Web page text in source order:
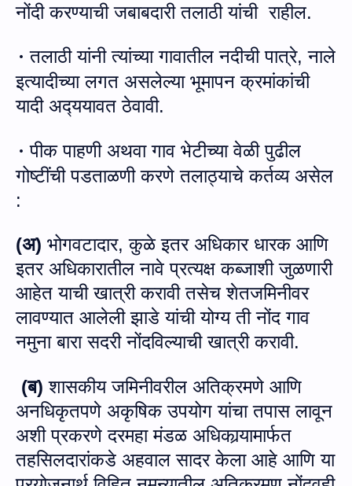
नोंदी करण्‍याची जबाबदारीतलाठी यांची राहील.
· तलाठी यांनी त्‍यांच्‍या गावातील नदीची पात्रे,नाले
इत्यादीच्या लगत असलेल्या भूमापन क्रमांकांची
यादी अद्‍ययावत ठेवावी.
· पीक पाहणी अथवागाव भेटीच्‍या वेळीपुढील
गोष्टींची पडताळणी करणे तलाठ्याचे कर्तव्‍य असेल
:
(अ) भोगवटादार,कुळे इतर अधिकार धारक आणि
इतर अधिकारातीलनावे प्रत्यक्ष कब्जाशी जुळणारी
आहेत याची खात्री करावी तसेच शेतजमिनीवर
लावण्‍यात आलेली झाडे यांची योग्‍य ती नोंद गाव
नमुना बारा सदरी नोंदविल्‍याची खात्री करावी.
(ब) शासकीय जमिनीवरील अतिक्रमणे आणि
अनधिकृतपणे अकृषिक उपयोग यांचा तपास लावून
अशी प्रकरणे दरमहा मंडळ अधिकार्‍यामार्फत
तहसिलदारांकडे अहवाल सादर केला आहे आणि या